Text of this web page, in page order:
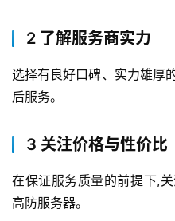
页
品
服
务
2 了解服务商实力
选择有良好口碑、实力雄厚
后服务。
3 关注价格与性价比
在保证服务质量的前提下,
高防服务器。